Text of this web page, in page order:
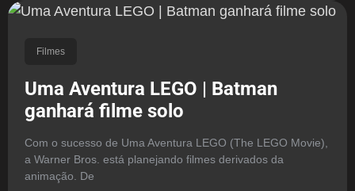
Filmes
Uma Aventura LEGO | Batman
ganhará filme solo
Com o sucesso de Uma Aventura LEGO (The LEGO Movie),
a Warner Bros. está planejando filmes derivados da
animação. De